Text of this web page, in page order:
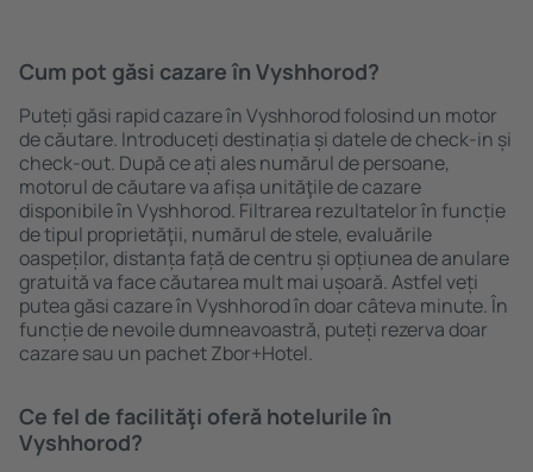
Cum pot găsi cazare în Vyshhorod?
Puteți găsi rapid cazare în Vyshhorod folosind un motor
de căutare. Introduceți destinația și datele de check-in și
check-out. După ce ați ales numărul de persoane,
motorul de căutare va afișa unităţile de cazare
disponibile în Vyshhorod. Filtrarea rezultatelor în funcție
de tipul proprietăţii, numărul de stele, evaluările
oaspeților, distanța față de centru și opțiunea de anulare
gratuită va face căutarea mult mai ușoară. Astfel veți
putea găsi cazare în Vyshhorod în doar câteva minute. În
funcție de nevoile dumneavoastră, puteți rezerva doar
cazare sau un pachet Zbor+Hotel.
Ce fel de facilităţi oferă hotelurile în
Vyshhorod?